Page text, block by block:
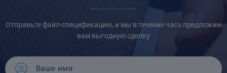
Отправьте файл-спецификацию, и мы в течение часа предложим
вам выгодную сделку